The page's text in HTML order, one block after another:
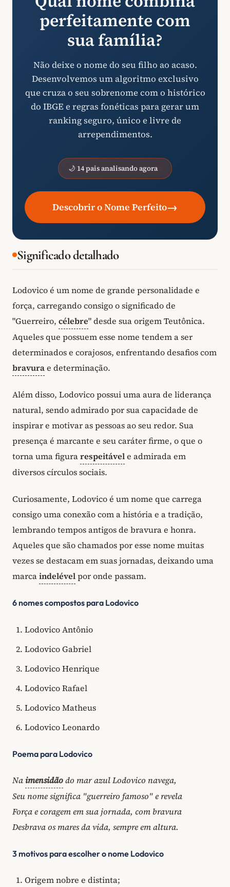
perfeitamente com
sua família?
Não deixe o nome do seu filho ao acaso.
Desenvolvemos um algoritmo exclusivo
que cruza o seu sobrenome com o histórico
do IBGE e regras fonéticas para gerar um
ranking seguro, único e livre de
arrependimentos.
🌙 14 pais analisando agora
Descobrir o Nome Perfeito→
Significado detalhado
Lodovico é um nome de grande personalidade e
força, carregando consigo o significado de
"Guerreiro, célebre" desde sua origem Teutônica.
Aqueles que possuem esse nome tendem a ser
determinados e corajosos, enfrentando desafios com
bravurae determinação.
Além disso, Lodovico possui uma aura de liderança
natural, sendo admirado por sua capacidade de
inspirar e motivar as pessoas ao seu redor. Sua
presença é marcante e seu caráter firme, o que o
torna uma figurarespeitávele admirada em
diversos círculos sociais.
Curiosamente, Lodovico é um nome que carrega
consigo uma conexão com a história e a tradição,
lembrando tempos antigos de bravura e honra.
Aqueles que são chamados por esse nome muitas
vezes se destacam em suas jornadas, deixando uma
marcaindelévelpor onde passam.
6 nomes compostos para Lodovico
Lodovico Antônio
Lodovico Gabriel
Lodovico Henrique
Lodovico Rafael
Lodovico Matheus
Lodovico Leonardo
Poema para Lodovico
Naimensidãodo mar azul Lodovico navega,
Seu nome significa "guerreiro famoso" e revela
Força e coragem em sua jornada, com bravura
Desbrava os mares da vida, sempre em altura.
3 motivos para escolher o nome Lodovico
Origem nobre e distinta;